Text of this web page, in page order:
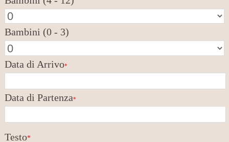
Bambini (0 - 3)
Data di Arrivo*
Data di Partenza*
Testo*